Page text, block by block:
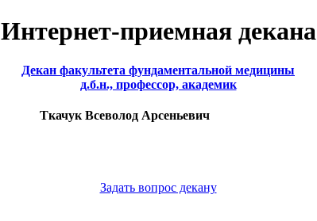
Интернет-приемная декана
Декан факультета фундаментальной медицины
д.б.н., профессор, академик
Ткачук Всеволод Арсеньевич
Задать вопрос декану